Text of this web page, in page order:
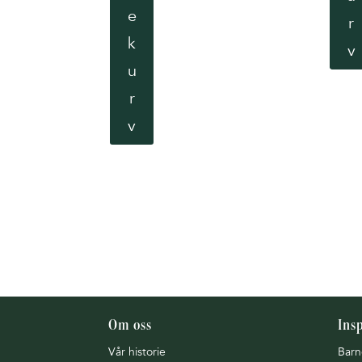
e
k
u
r
v
r
v
Om oss
Vår historie